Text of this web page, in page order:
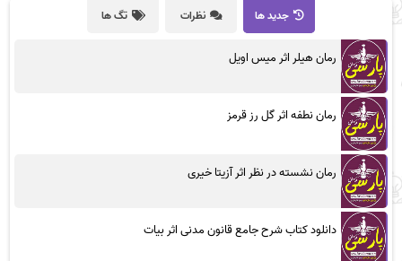
جدید ها نظرات تگ ها
رمان هیلر اثر میس اویل
رمان نطفه اثر گل رز قرمز
رمان نشسته در نظر اثر آزیتا خیری
دانلود کتاب شرح جامع قانون مدنی اثر بیات